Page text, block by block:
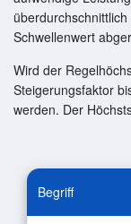
Schwellenwert
Wird der
Steigerungsfaktor
werden. Der
Begriff